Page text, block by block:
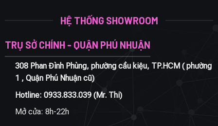
HỆ THỐNG SHOWROOM
TRỤ SỞ CHÍNH - QUẬN PHÚ NHUẬN
308 Phan Đình Phùng, phường cầu kiệu, TP.HCM ( phường
1 , Quận Phú Nhuận cũ)
Hotline: 0933.833.039(Mr. Thi)
Mở cửa: 8h-22h